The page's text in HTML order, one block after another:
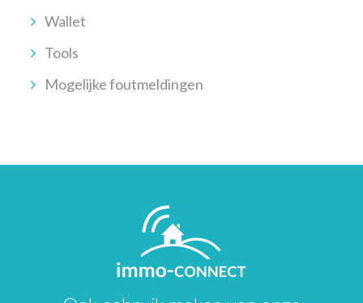
Wallet
Tools
Mogelijke foutmeldingen